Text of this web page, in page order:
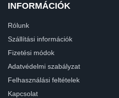
INFORMÁCIÓK
Rólunk
Szállítási információk
Fizetési módok
Adatvédelmi szabályzat
Felhasználási feltételek
Kapcsolat